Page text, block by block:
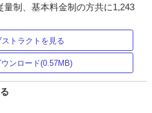
量制、基本料金制の方共に1,243
ストラクトを見る
ンロード(0.57MB)